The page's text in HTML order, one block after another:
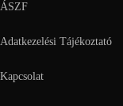
ÁSZF
Adatkezelési Tájékoztató
Kapcsolat